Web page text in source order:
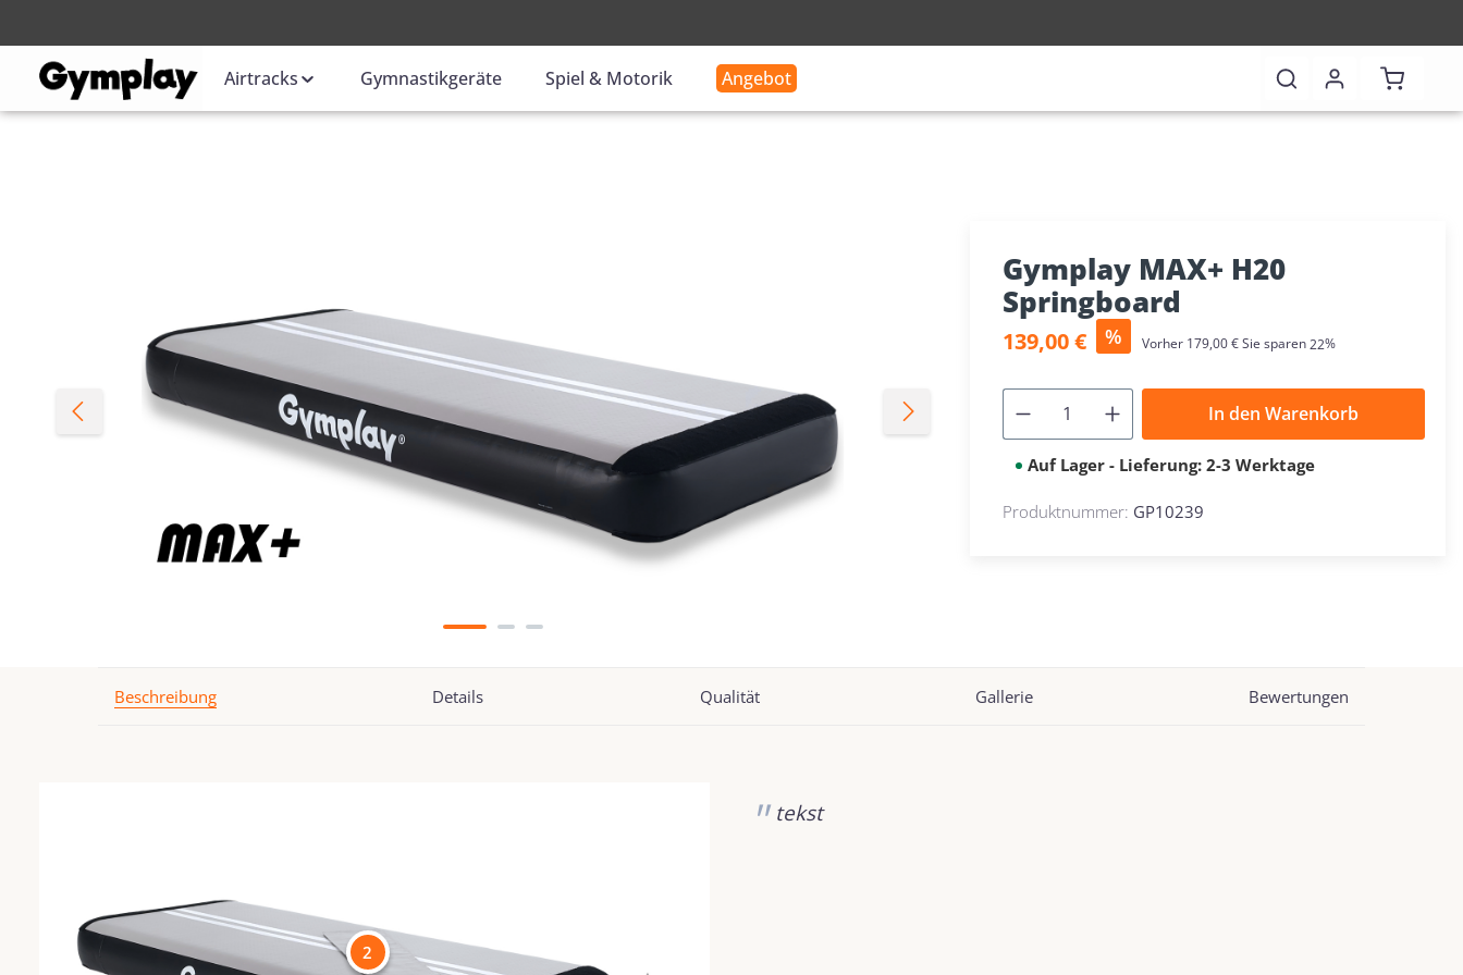
Airtracks Gymnastikgeräte Spiel & Motorik Angebot
Gymplay MAX+ H20
Springboard
Verkaufspreis:
139,00 € % Vorher Regulärer Preis:
179,00 €Sie sparen22%
In den Warenkorb
Auf Lager - Lieferung: 2-3 Werktage
Produktnummer: GP10239
Beschreibung Details Qualität Gallerie Bewertungen
2
tekst